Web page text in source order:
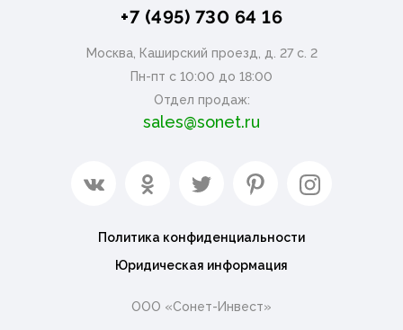
+7 (495) 730 64 16
Москва, Каширский проезд, д. 27 с. 2
Пн-пт с 10:00 до 18:00
Отдел продаж:
sales@sonet.ru
Политика конфиденциальности
Юридическая информация
ООО «Сонет-Инвест»